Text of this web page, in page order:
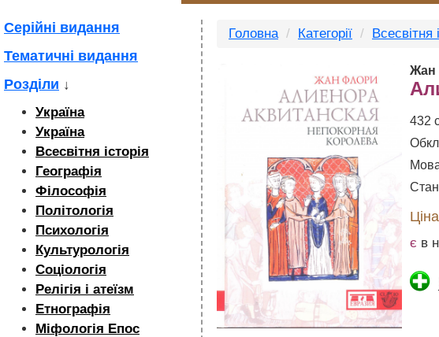
Серійні видання
Тематичні видання
Розділи ↓
Україна
Україна
Всесвітня історія
Географія
Філософія
Політологія
Психологія
Культурологія
Соціологія
Релігія і атеїзм
Етнографія
Міфологія Епос
Головна Категорії Всесвітня
Жан
432
Ціна
є в